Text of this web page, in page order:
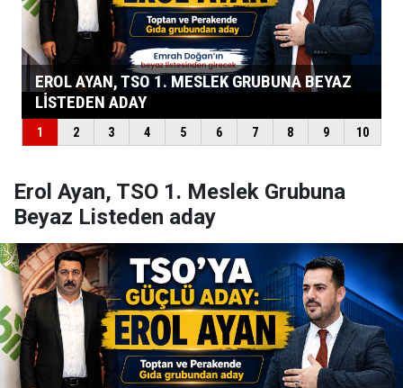
Erol Ayan, TSO 1. Meslek Grubuna
Beyaz Listeden aday